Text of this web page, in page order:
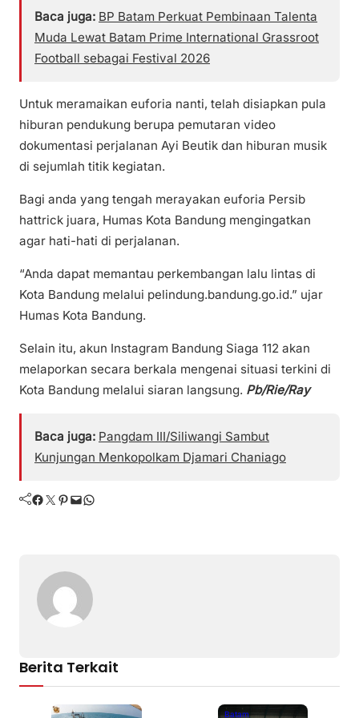
Baca juga: BP Batam Perkuat Pembinaan Talenta
Muda Lewat Batam Prime International Grassroot
Football sebagai Festival 2026
Untuk meramaikan euforia nanti, telah disiapkan pula
hiburan pendukung berupa pemutaran video
dokumentasi perjalanan Ayi Beutik dan hiburan musik
di sejumlah titik kegiatan.
Bagi anda yang tengah merayakan euforia Persib
hattrick juara, Humas Kota Bandung mengingatkan
agar hati-hati di perjalanan.
“Anda dapat memantau perkembangan lalu lintas di
Kota Bandung melalui pelindung.bandung.go.id.” ujar
Humas Kota Bandung.
Selain itu, akun Instagram Bandung Siaga 112 akan
melaporkan secara berkala mengenai situasi terkini di
Kota Bandung melalui siaran langsung. Pb/Rie/Ray
Baca juga: Pangdam III/Siliwangi Sambut
Kunjungan Menkopolkam Djamari Chaniago
Facebook Twitter Pinterest Mail WhatsApp
Berita Terkait
Batam